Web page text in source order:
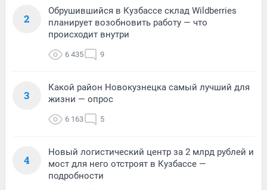
2
Обрушившийся в Кузбассе склад Wildberries
планирует возобновить работу — что
происходит внутри
6 435 9
3
Какой район Новокузнецка самый лучший для
жизни — опрос
6 163 5
4
Новый логистический центр за 2 млрд рублей и
мост для него отстроят в Кузбассе —
подробности